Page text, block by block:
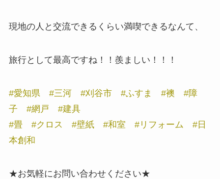
現地の人と交流できるくらい満喫できるなんて、
旅行として最高ですね！！羨ましい！！！
#愛知県 #三河 #刈谷市 #ふすま #襖
#障
子
#網戸
#建具
#畳
#クロス #壁紙 #和室 #リフォーム
#日
本創和
★お気軽にお問い合わせください★